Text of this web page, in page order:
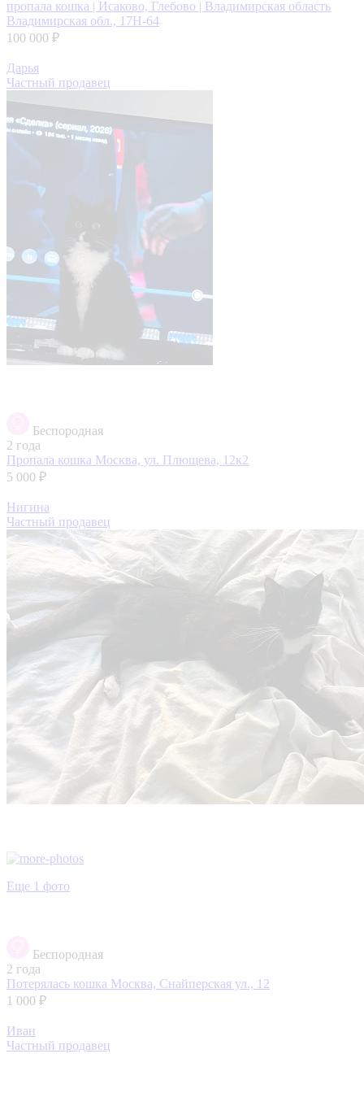
пропала кошка | Исаково, Глебово | Владимирская область
Владимирская обл., 17Н-64
100 000 ₽
Дарья
Частный продавец
Беспородная
2 года
Пропала кошка Москва, ул. Плющева, 12к2
5 000 ₽
Нигина
Частный продавец
Еще 1 фото
Беспородная
2 года
Потерялась кошка Москва, Снайперская ул., 12
1 000 ₽
Иван
Частный продавец